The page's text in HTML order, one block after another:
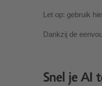
Let op: gebruik
Dankzij de
Snel je AI